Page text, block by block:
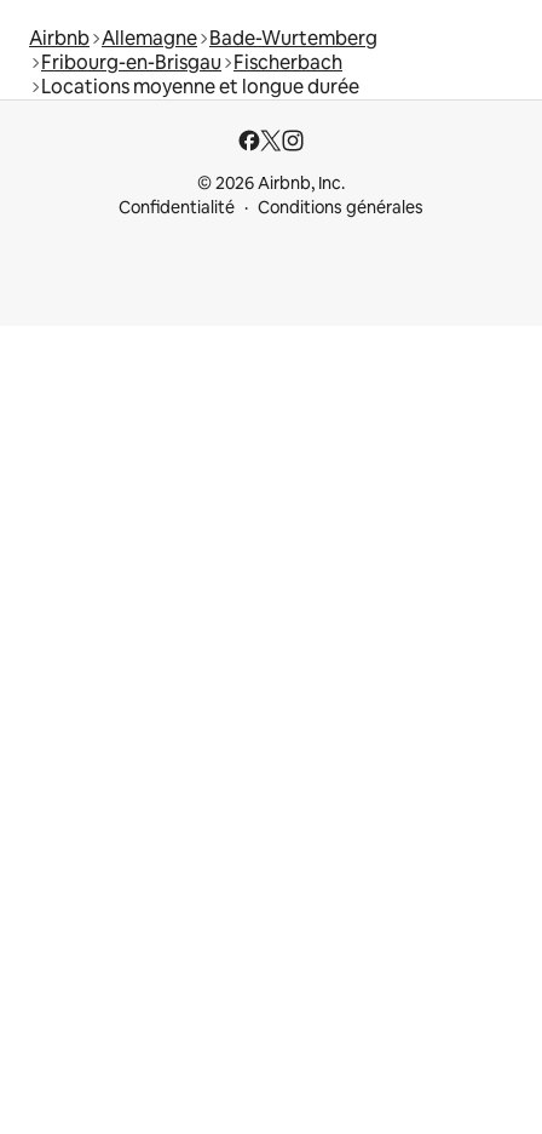
Airbnb Allemagne Bade-Wurtemberg
Fribourg-en-Brisgau Fischerbach
Locations moyenne et longue durée
© 2026 Airbnb, Inc.
Confidentialité
Conditions générales